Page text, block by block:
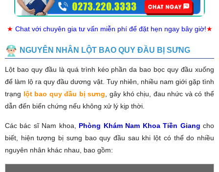
★ Chat với chuyên gia tư vấn miễn phí để đặt hẹn ngay bây giờ!★
NGUYÊN NHÂN LỘT BAO QUY ĐẦU BỊ SƯNG
Lột bao quy đầu là quá trình kéo phần da bao bọc quy đầu xuống
để làm lộ ra quy đầu dương vật. Tuy nhiên, nhiều nam giới gặp tình
trạng lột bao quy đầu bị sưng , gây khó chịu, đau nhức và có thể
dẫn đến biến chứng nếu không xử lý kịp thời.
Các bác sĩ Nam khoa, Phòng Khám Nam Khoa Tiền Giang cho
biết, hiện tượng bị sưng bao quy đầu sau khi lột có thể do nhiều
nguyên nhân khác nhau, bao gồm: